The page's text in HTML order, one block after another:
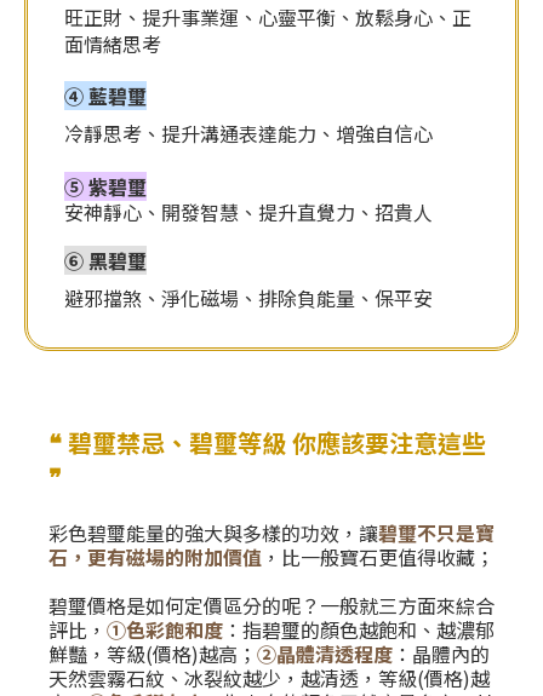
旺正財、提升事業運、心靈平衡、放鬆身心、正
面情緒思考
④ 藍碧璽
冷靜思考、提升溝通表達能力、增強自信心
⑤ 紫碧璽
安神靜心、開發智慧、提升直覺力、招貴人
⑥ 黑碧璽
避邪擋煞、淨化磁場、排除負能量、保平安
❝ 碧璽禁忌、碧璽等級 你應該要注意這些
❞
彩色碧璽能量的強大與多樣的功效，讓碧璽不只是寶
石，更有磁場的附加價值 ，比一般寶石更值得收藏；
碧璽價格是如何定價區分的呢？一般就三方面來綜合
評比， ①色彩飽和度 ：指碧璽的顏色越飽和、越濃郁
鮮豔，等級(價格)越高； ②晶體清透程度 ：晶體內的
天然雲霧石紋、冰裂紋越少，越清透，等級(價格)越